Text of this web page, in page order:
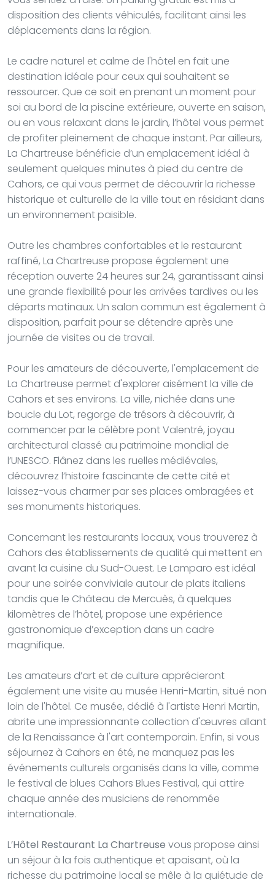
disposition des clients véhiculés, facilitant ainsi les
déplacements dans la région.
Le cadre naturel et calme de l'hôtel en fait une
destination idéale pour ceux qui souhaitent se
ressourcer. Que ce soit en prenant un moment pour
soi au bord de la piscine extérieure, ouverte en saison,
ou en vous relaxant dans le jardin, l’hôtel vous permet
de profiter pleinement de chaque instant. Par ailleurs,
La Chartreuse bénéficie d’un emplacement idéal à
seulement quelques minutes à pied du centre de
Cahors, ce qui vous permet de découvrir la richesse
historique et culturelle de la ville tout en résidant dans
un environnement paisible.
Outre les chambres confortables et le restaurant
raffiné, La Chartreuse propose également une
réception ouverte 24 heures sur 24, garantissant ainsi
une grande flexibilité pour les arrivées tardives ou les
départs matinaux. Un salon commun est également à
disposition, parfait pour se détendre après une
journée de visites ou de travail.
Pour les amateurs de découverte, l'emplacement de
La Chartreuse permet d'explorer aisément la ville de
Cahors et ses environs. La ville, nichée dans une
boucle du Lot, regorge de trésors à découvrir, à
commencer par le célèbre pont Valentré, joyau
architectural classé au patrimoine mondial de
l’UNESCO. Flânez dans les ruelles médiévales,
découvrez l’histoire fascinante de cette cité et
laissez-vous charmer par ses places ombragées et
ses monuments historiques.
Concernant les restaurants locaux, vous trouverez à
Cahors des établissements de qualité qui mettent en
avant la cuisine du Sud-Ouest. Le Lamparo est idéal
pour une soirée conviviale autour de plats italiens
tandis que le Château de Mercuès, à quelques
kilomètres de l’hôtel, propose une expérience
gastronomique d’exception dans un cadre
magnifique.
Les amateurs d’art et de culture apprécieront
également une visite au musée Henri-Martin, situé non
loin de l'hôtel. Ce musée, dédié à l'artiste Henri Martin,
abrite une impressionnante collection d'œuvres allant
de la Renaissance à l'art contemporain. Enfin, si vous
séjournez à Cahors en été, ne manquez pas les
événements culturels organisés dans la ville, comme
le festival de blues Cahors Blues Festival, qui attire
chaque année des musiciens de renommée
internationale.
L’Hôtel Restaurant La Chartreuse vous propose ainsi
un séjour à la fois authentique et apaisant, où la
richesse du patrimoine local se mêle à la quiétude de